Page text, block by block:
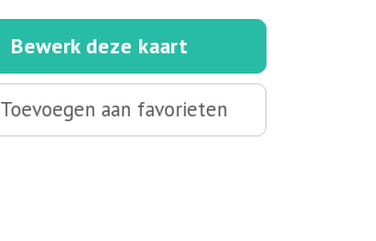
Bewerk deze kaart
Toevoegen aan favorieten